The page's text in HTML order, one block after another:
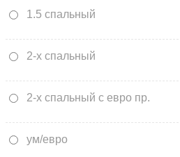
1.5 спальный
2-х спальный
2-х спальный с евро пр.
ум/евро